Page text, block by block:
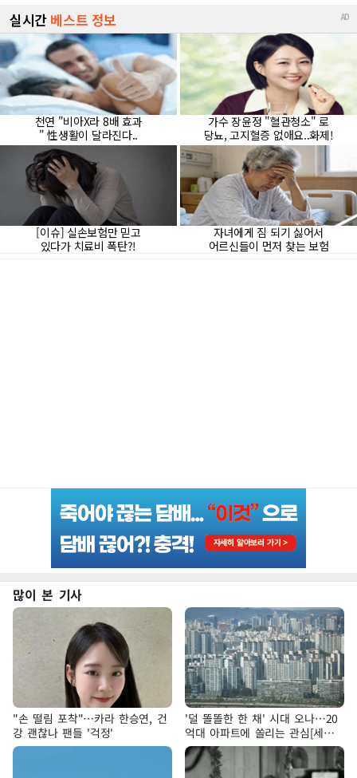
많이 본 기사
"손 떨림 포착"…카라 한승연, 건
강 괜찮나 팬들 '걱정'
'덜 똘똘한 한 채' 시대 오나…20
억대 아파트에 쏠리는 관심[세제
개편, 그 이후②]